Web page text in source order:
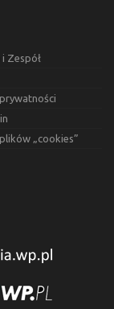
Zespół
„cookies”